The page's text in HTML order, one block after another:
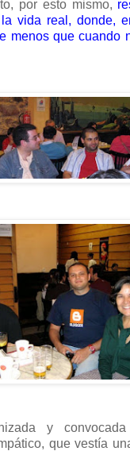
por esto mismo,
vida real, donde,
menos que cuando
y
que vestía